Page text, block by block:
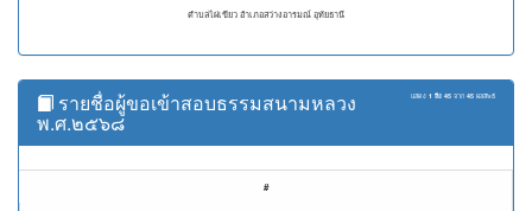
ตำบลไผ่เขียว อำเภอสว่างอารมณ์ อุทัยธานี
แสดง 1 ถึง 45 จาก 45 ผลลัพธ์
รายชื่อผู้ขอเข้าสอบธรรมสนามหลวง
พ.ศ.๒๕๖๘
#